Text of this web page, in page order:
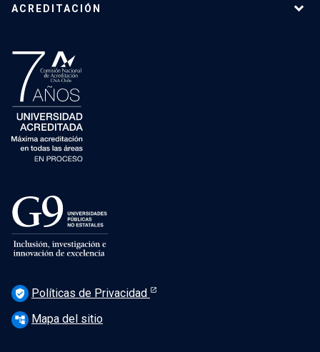
ACREDITACIÓN
verified_user Políticas de Privacidad
account_tree Mapa del sitio